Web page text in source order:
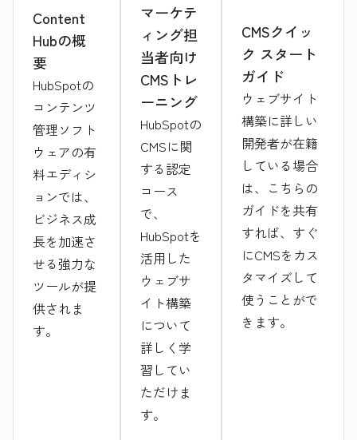
Content
Hubの概
要
HubSpotの
コンテンツ
管理ソフト
ウェアの有
料エディシ
ョンでは、
ビジネス成
長を加速さ
せる強力な
ツールが提
供されま
す。
マーケテ
ィング担
当者向け
CMSトレ
ーニング
HubSpotの
CMSに関
する認定
コース
で、
HubSpotを
活用した
ウェブサ
イト構築
について
詳しく学
習してい
ただけま
す。
CMSクイッ
ク スタート
ガイド
ウェブサイト
構築に詳しい
開発者が在籍
している場合
は、こちらの
ガイドを共有
すれば、すぐ
にCMSをカス
タマイズして
使うことがで
きます。